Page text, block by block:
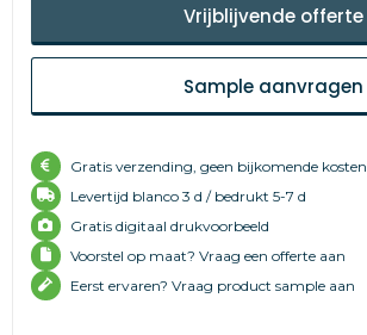
Vrijblijvende offerte
Sample aanvragen
Gratis verzending, geen bijkomende kosten
Levertijd blanco 3 d / bedrukt 5-7 d
Gratis digitaal drukvoorbeeld
Voorstel op maat? Vraag een offerte aan
Eerst ervaren? Vraag product sample aan